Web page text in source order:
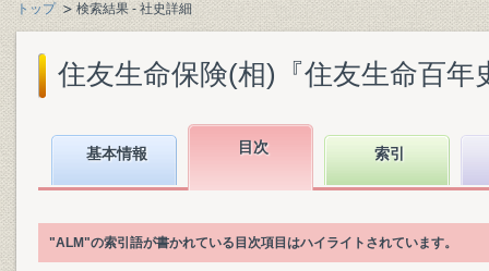
トップ 検索結果 - 社史詳細
住友生命保険(相)『住友生命百年
基本情報 目次 索引
"ALM"の索引語が書かれている目次項目はハイライトされています。